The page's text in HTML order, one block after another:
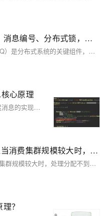
MQ的顺序性保证：顺序队列、消息编号、分布式锁，一文全掌握！
【8月更文挑战第24天】消息队列（MQ）是分布式系统的关键组件，用于实现系统解耦、提升可扩展性和可用性。保证消息顺序性是其重要挑战之一。本文介绍三种常用策略：顺序队列、消息编号与分布式锁，通过示例展示如何确保消息按需排序。这些方法各有优势，可根据实际场景灵活选用。提供的Java示例有助于加深理解与实践应用。
心原理
本文从源码层面解析了RocketMQ延迟消息的实现原理，包括延迟消息的使用、Broker端处理机制以及定时任务对延迟消息的处理流程。
MetaQ/RocketMQ 原理问题之当消费集群规模较大时，处理分配不到队列的Consumer的问题如何解决
MetaQ/RocketMQ 原理问题之当消费集群规模较大时，处理分配不到队列的Consumer的问题如何解决
？